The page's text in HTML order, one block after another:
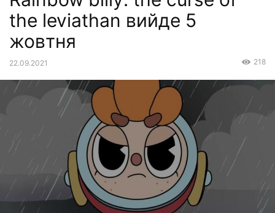
the leviathan вийде 5
жовтня
22.09.2021 218